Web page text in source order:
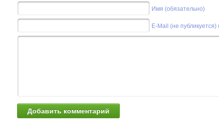
Имя (обязательно)
E-Mail (не